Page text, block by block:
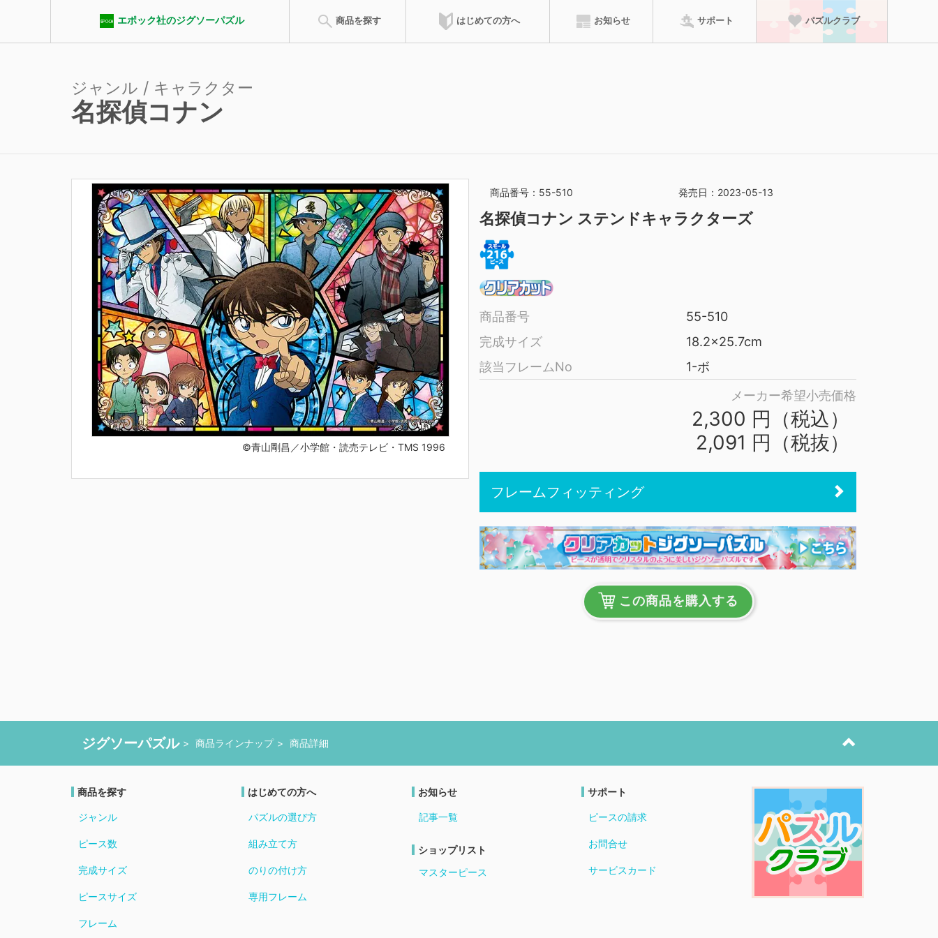
エポック社のジグソーパズル 商品を探す はじめての方へ お知らせ サポート パズルクラブ
エポック社パズルクラブ
マイパズル
購入したジグソーパズルを登録して
記録を残そう
ピース請求
ご購入時にピースが不足していた場合は、
ジャンル / キャラクター
名探偵コナン
©青山剛昌／小学館・読売テレビ・TMS 1996
商品番号：55-510 発売日：2023-05-13
名探偵コナン ステンドキャラクターズ
商品番号
55-510
完成サイズ
18.2x25.7cm
該当フレームNo
1-ボ
メーカー希望小売価格
2,300 円（税込）
2,091 円（税抜）
フレームフィッティング
この商品を購入する
ジグソーパズル 商品ラインナップ 商品詳細
商品を探す
ジャンル
ピース数
完成サイズ
ピースサイズ
フレーム
はじめての方へ
パズルの選び方
組み立て方
のりの付け方
専用フレーム
お知らせ
記事一覧
ショップリスト
マスターピース
サポート
ピースの請求
お問合せ
サービスカード